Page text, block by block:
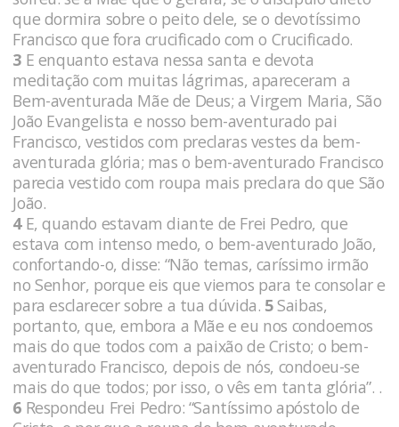
que dormira sobre o peito dele, se o devotís­simo
Francisco que fora crucificado com o Crucificado.
3 E enquanto estava nessa santa e devota
meditação com muitas lágrimas, apareceram a
Bem-aventurada Mãe de Deus; a Virgem Maria, São
João Evangelista e nosso bem-aventurado pai
Francisco, vestidos com preclaras vestes da bem-
aventurada glória; mas o bem-aventurado Francisco
parecia vestido com roupa mais preclara do que São
João.
4E, quando estavam diante de Frei Pedro, que
estava com intenso medo, o bem-aventurado João,
confortando-o, disse: “Não temas, caríssimo irmão
no Se­nhor, porque eis que viemos para te consolar e
para esclarecer sobre a tua dúvida. 5Saibas,
portanto, que, embora a Mãe e eu nos condoemos
mais do que todos com a paixão de Cristo; o bem-
aventurado Francisco, depois de nós, condoeu-se
mais do que todos; por isso, o vês em tanta glória”. .
6 Respondeu Frei Pedro: “Santíssimo apóstolo de